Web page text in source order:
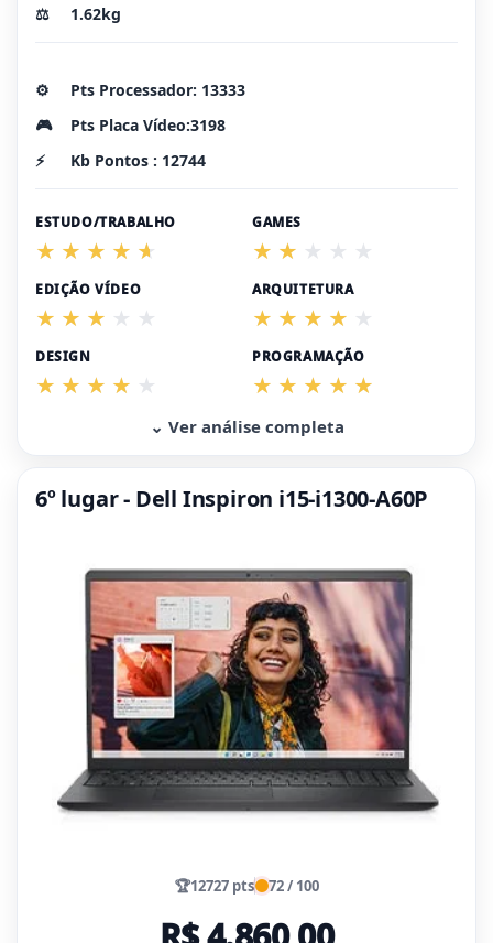
⚖️ 1.62kg
⚙️
Pts Processador: 13333
🎮
Pts Placa Vídeo:3198
⚡
Kb Pontos : 12744
ESTUDO/TRABALHO GAMES
EDIÇÃO VÍDEO ARQUITETURA
DESIGN PROGRAMAÇÃO
⌄ Ver análise completa
6º lugar - Dell Inspiron i15-i1300-A60P
🏆12727 pts 72 / 100